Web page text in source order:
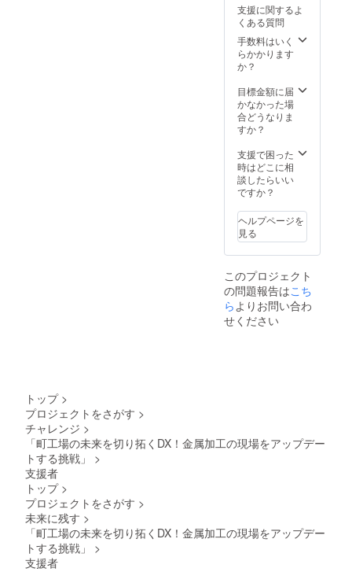
支援に関するよ
くある質問
手数料はいく
らかかります
か？
目標金額に届
かなかった場
合どうなりま
すか？
支援で困った
時はどこに相
談したらいい
ですか？
ヘルプページを
見る
このプロジェクト
の問題報告はこち
らよりお問い合わ
せください
トップ >
プロジェクトをさがす >
チャレンジ >
「町工場の未来を切り拓くDX！金属加工の現場をアップデー
トする挑戦」
>
支援者
トップ >
プロジェクトをさがす >
未来に残す >
「町工場の未来を切り拓くDX！金属加工の現場をアップデー
トする挑戦」
>
支援者